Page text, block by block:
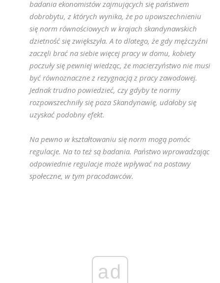
badania ekonomistów zajmujących się państwem
dobrobytu, z których wynika, że po upowszechnieniu
się norm równościowych w krajach skandynawskich
dzietność się zwiększyła. A to dlatego, że gdy mężczyźni
zaczęli brać na siebie więcej pracy w domu, kobiety
poczuły się pewniej wiedząc, że macierzyństwo nie musi
być równoznaczne z rezygnacją z pracy zawodowej.
Jednak trudno powiedzieć, czy gdyby te normy
rozpowszechniły się poza Skandynawię, udałoby się
uzyskać podobny efekt.
Na pewno w kształtowaniu się norm mogą pomóc
regulacje. Na to też są badania. Państwo wprowadzając
odpowiednie regulacje może wpływać na postawy
społeczne, w tym pracodawców.
ad